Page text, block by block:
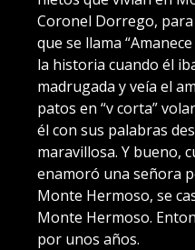
Coronel Dorrego,
que se llama
la historia cuando él
madrugada y veía el
patos en “v corta”
él con sus palabras
maravillosa. Y bueno,
enamoró una señora
Monte Hermoso, se
Monte Hermoso.
por unos años.